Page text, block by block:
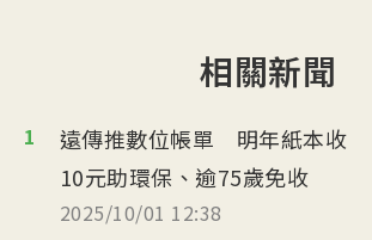
相關新聞
1
遠傳推數位帳單 明年紙本收
10元助環保、逾75歲免收
2025/10/01 12:38